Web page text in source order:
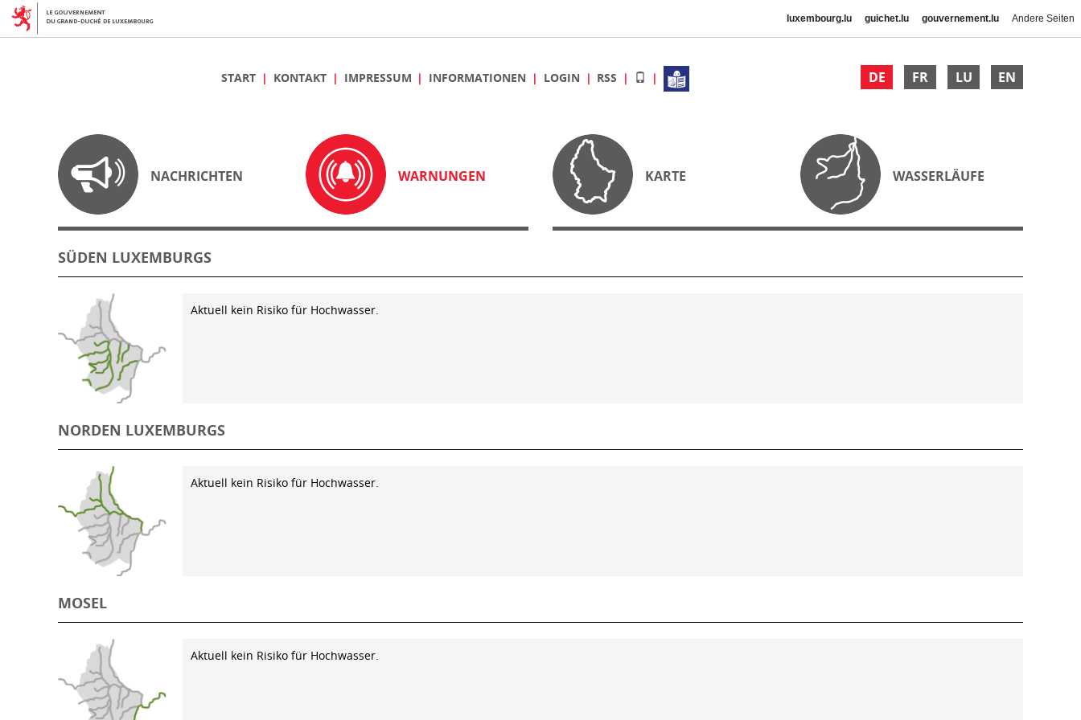
luxembourg.lu guichet.lu gouvernement.lu Andere Seiten
DE FR LU EN
START KONTAKT IMPRESSUM INFORMATIONEN LOGIN RSS
NACHRICHTEN WARNUNGEN KARTE WASSERLÄUFE
SÜDEN LUXEMBURGS
Aktuell kein Risiko für Hochwasser.
NORDEN LUXEMBURGS
Aktuell kein Risiko für Hochwasser.
MOSEL
Aktuell kein Risiko für Hochwasser.